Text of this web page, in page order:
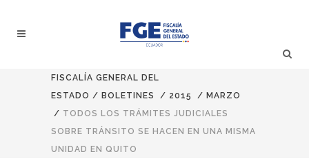
FISCALÍA GENERAL DEL
ESTADO / BOLETINES / 2015 / MARZO
/ TODOS LOS TRÁMITES JUDICIALES
SOBRE TRÁNSITO SE HACEN EN UNA MISMA
UNIDAD EN QUITO